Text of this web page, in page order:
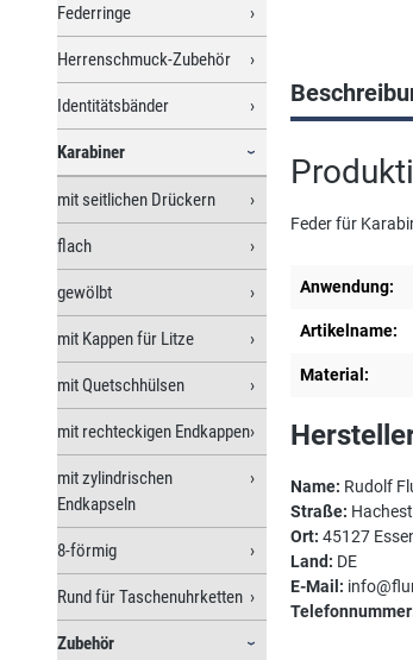
Federringe
Herrenschmuck-Zubehör
Identitätsbänder
Karabiner
mit seitlichen Drückern
flach
gewölbt
mit Kappen für Litze
mit Quetschhülsen
mit rechteckigen Endkappen
mit zylindrischen
Endkapseln
8-förmig
Rund für Taschenuhrketten
Zubehör
Feder für
Anwendung:
Artikelname:
Material:
Name: Rudolf
Straße:
Ort: 45127
Land: DE
E-Mail: